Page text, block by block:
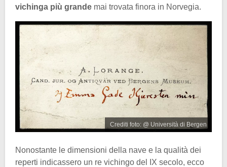
vichinga più grande mai trovata finora in Norvegia.
Crediti foto: @ Università di Bergen
Nonostante le dimensioni della nave e la qualità dei
reperti indicassero un re vichingo del IX secolo, ecco